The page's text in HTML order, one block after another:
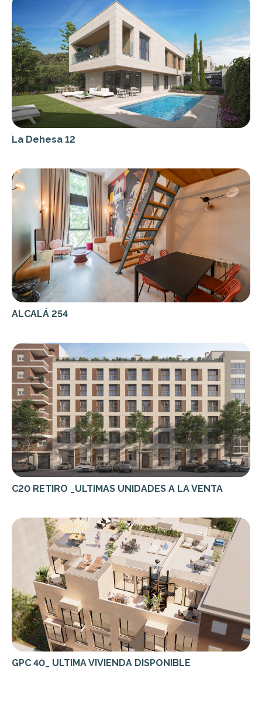
La Dehesa 12
ALCALÁ 254
C20 RETIRO _ULTIMAS UNIDADES A LA VENTA
GPC 40_ ULTIMA VIVIENDA DISPONIBLE